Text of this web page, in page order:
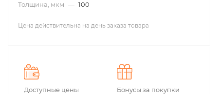
Толщина, мкм — 100
Цена действительна на день заказа товара
Доступные цены
Бонусы за покупки